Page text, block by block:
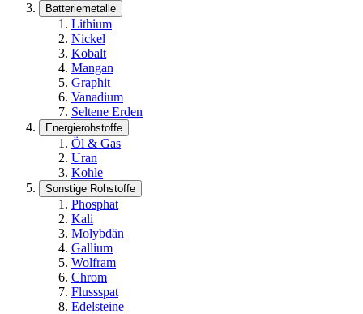
Batteriemetalle
Lithium
Nickel
Kobalt
Mangan
Graphit
Vanadium
Seltene Erden
Energierohstoffe
Öl & Gas
Uran
Kohle
Sonstige Rohstoffe
Phosphat
Kali
Molybdän
Gallium
Wolfram
Chrom
Flussspat
Edelsteine